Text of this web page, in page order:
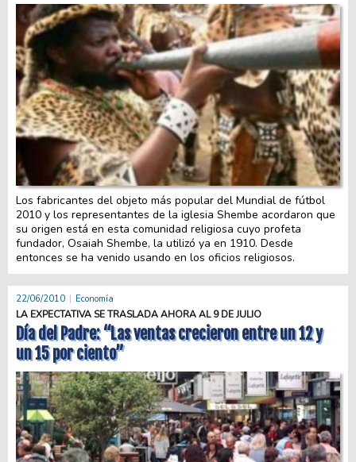
Los fabricantes del objeto más popular del Mundial de fútbol
2010 y los representantes de la iglesia Shembe acordaron que
su origen está en esta comunidad religiosa cuyo profeta
fundador, Osaiah Shembe, la utilizó ya en 1910. Desde
entonces se ha venido usando en los oficios religiosos.
22/06/2010 Economía
LA EXPECTATIVA SE TRASLADA AHORA AL 9 DE JULIO
Día del Padre: “Las ventas crecieron entre un 12 y
un 15 por ciento”